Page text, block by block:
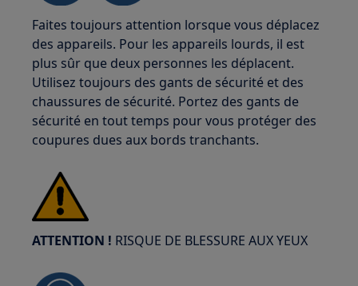
Faites toujours attention lorsque vous déplacez
des appareils. Pour les appareils lourds, il est
plus sûr que deux personnes les déplacent.
Utilisez toujours des gants de sécurité et des
chaussures de sécurité. Portez des gants de
sécurité en tout temps pour vous protéger des
coupures dues aux bords tranchants.
ATTENTION ! RISQUE DE BLESSURE AUX YEUX